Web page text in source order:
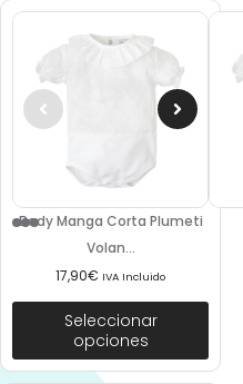
Body Manga Corta Plumeti
Volan...
17,90€ IVA Incluido
Seleccionar
opciones